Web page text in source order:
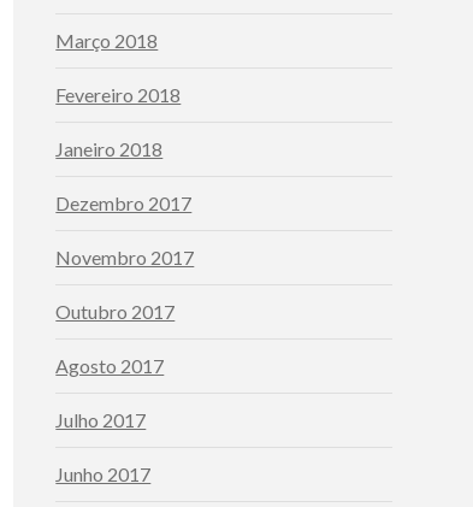
Março 2018
Fevereiro 2018
Janeiro 2018
Dezembro 2017
Novembro 2017
Outubro 2017
Agosto 2017
Julho 2017
Junho 2017